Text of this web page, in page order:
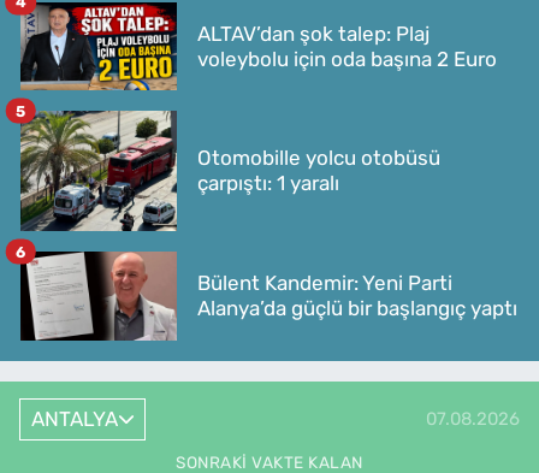
ALTAV’dan şok talep: Plaj
voleybolu için oda başına 2 Euro
Otomobille yolcu otobüsü
çarpıştı: 1 yaralı
5
Bülent Kandemir: Yeni Parti
Alanya’da güçlü bir başlangıç yaptı
6
ANTALYA 07.08.2026
SONRAKI VAKTE KALAN